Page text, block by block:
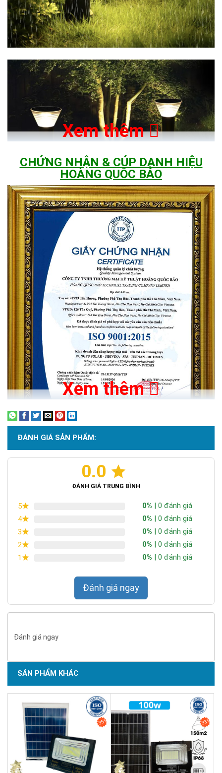
Xem thêm
CHỨNG NHẬN & CÚP DANH HIỆU
HOÀNG QUỐC BẢO
Chứng nhận ISO 9001:2015
SẢN PHẨM CHẤT LƯỢNG - DỊCH VỤ TIN DÙNG LẦN VII - 2020
Xem thêm
ĐÁNH GIÁ SẢN PHẨM:
0.0
ĐÁNH GIÁ TRUNG BÌNH
5 0% | 0 đánh giá
4
0% | 0 đánh giá
3
0% | 0 đánh giá
2
0% | 0 đánh giá
1
0% | 0 đánh giá
Đánh giá ngay
Đánh giá ngay
SẢN PHẨM KHÁC
35% 33%